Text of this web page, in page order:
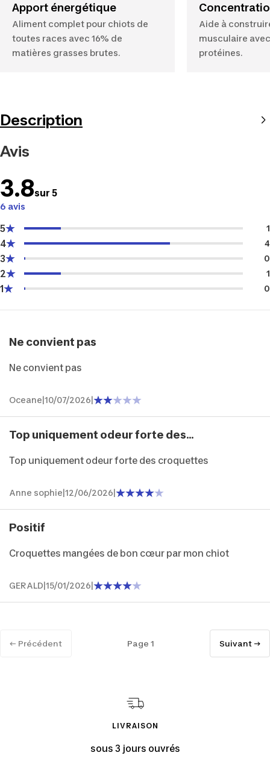
Apport énergétique
Aliment complet pour chiots de
toutes races avec 16% de
matières grasses brutes.
Aide à
musculaire
protéines.
Description
Avis
3.8sur 5
6 avis
5 1
4 4
3 0
2 1
1 0
Ne convient pas
Ne convient pas
Oceane|10/07/2026|
Top uniquement odeur forte des...
Top uniquement odeur forte des croquettes
Anne sophie|12/06/2026|
Positif
Croquettes mangées de bon cœur par mon chiot
GERALD|15/01/2026|
← Précédent Page 1 Suivant →
LIVRAISON
sous 3 jours ouvrés